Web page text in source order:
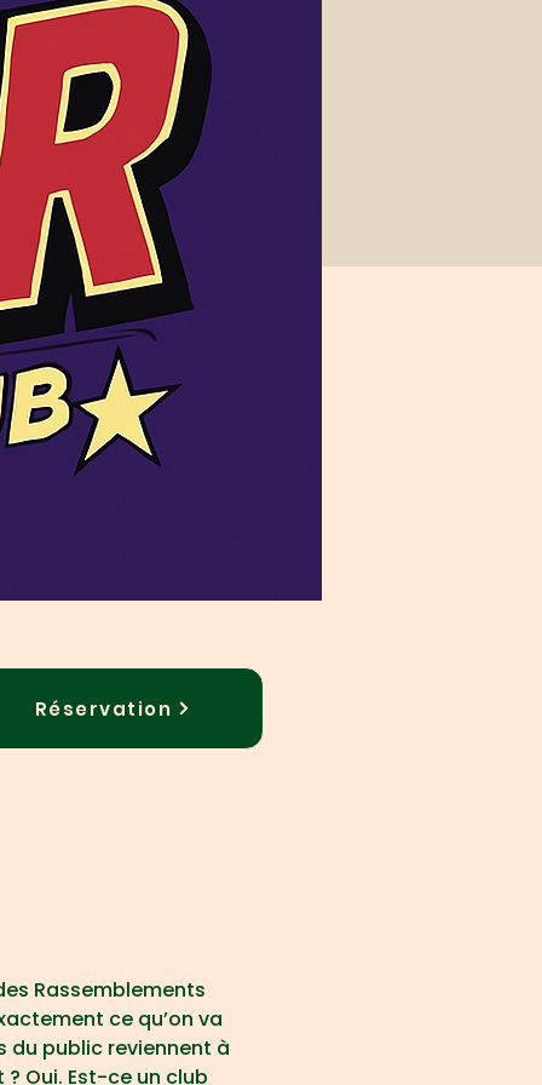
Rassemblements
ce qu’on va
du public reviennent à
Oui. Est-ce un club
Réservation